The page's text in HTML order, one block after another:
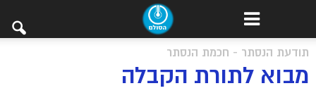
תודעת הנסתר - חכמת הנסתר
מבוא לתורת הקבלה